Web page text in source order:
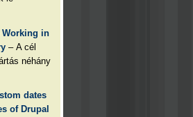
Working in
– A cél
néhány
dates
of Drupal